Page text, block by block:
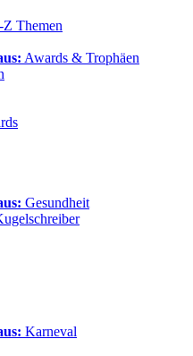
Themen
Awards & Trophäen
Gesundheit
Karneval